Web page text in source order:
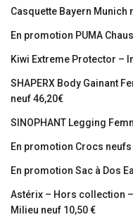
Casquette Bayern Munich
En promotion PUMA
Kiwi Extreme Protector –
SHAPERX Body Gainant
neuf 46,20€
SINOPHANT Legging
En promotion Crocs neufs
En promotion Sac à Dos
Astérix – Hors collection
Milieu neuf 10,50 €